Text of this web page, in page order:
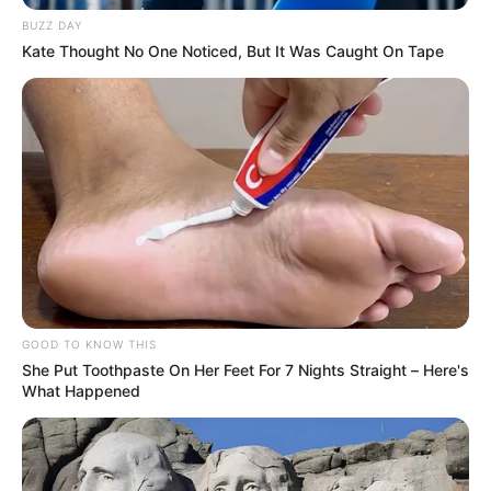
EMERGENCIAS POR LLUVIAS
FUERTES LLUVIAS
VIA AL LLANO
LIGA BETPLAY
METRO DE MEDELLÍN
CORTES DE LUZ
CORTES DE AGUA
FENÓMENO DEL NIÑO
BUZZ DAY
Kate Thought No One Noticed, But It Was Caught On Tape
GOOD TO KNOW THIS
She Put Toothpaste On Her Feet For 7 Nights Straight – Here's
What Happened